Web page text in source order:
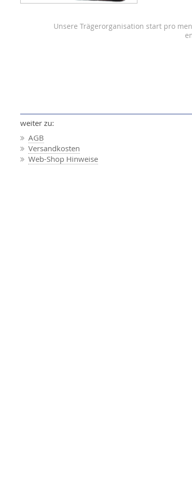
Unsere Trägerorganisation start pro
weiter zu:
AGB
Versandkosten
Web-Shop Hinweise